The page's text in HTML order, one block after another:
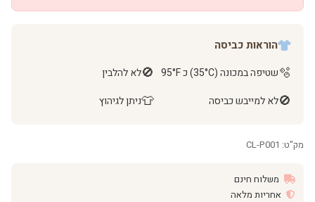
הוראות כביסה
🫧שטיפה במכונה (35°C) כ 95°F 🚫לא להלבין
🚫לא למייבש כביסה 👕ניתן לגיהוץ
מק"ט: CL-P001
משלוח חינם
אחריות מלאה